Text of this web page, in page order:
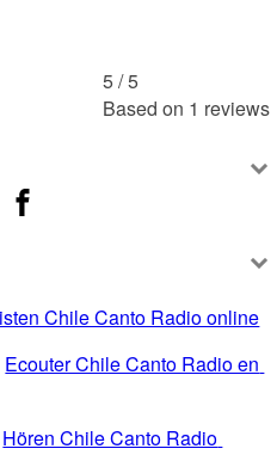
5 /5
Based on 1 reviews
Chile Canto Radio online
Ecouter Chile Canto Radio en
Hören Chile Canto Radio